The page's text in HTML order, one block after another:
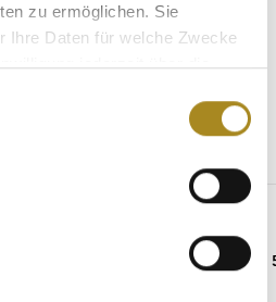
zu ermöglichen. Sie
Ihre Daten für welche Zwecke
jederzeit über die
widerrufen
Ihre geografische Lage